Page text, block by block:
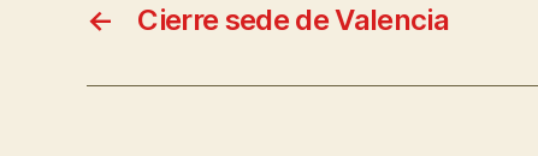
← Cierre sede de Valencia